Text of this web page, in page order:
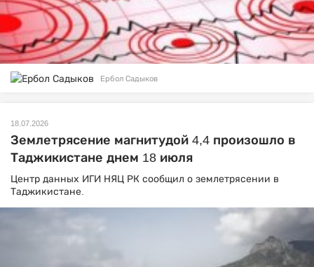
Ербол Садыков
18.07.2026
Землетрясение магнитудой 4,4 произошло в
Таджикистане днем 18 июля
Центр данных ИГИ НЯЦ РК сообщил о землетрясении в
Таджикистане.